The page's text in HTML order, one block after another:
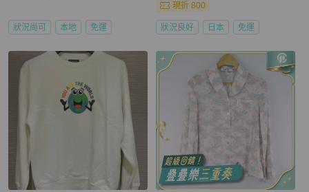
狀況尚可 本地 免運
現折 800
狀況良好 日本 免運